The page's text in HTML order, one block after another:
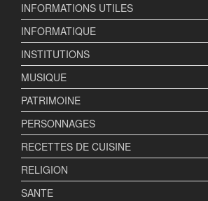
INFORMATIONS UTILES
INFORMATIQUE
INSTITUTIONS
MUSIQUE
PATRIMOINE
PERSONNAGES
RECETTES DE CUISINE
RELIGION
SANTE